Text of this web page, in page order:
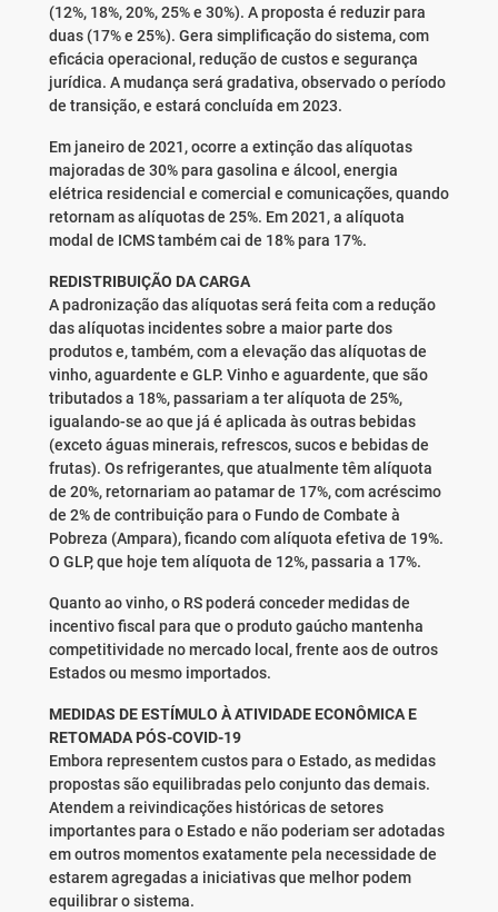
(12%, 18%, 20%, 25% e 30%). A proposta é reduzir para
duas (17% e 25%). Gera simplificação do sistema, com
eficácia operacional, redução de custos e segurança
jurídica. A mudança será gradativa, observado o período
de transição, e estará concluída em 2023.
Em janeiro de 2021, ocorre a extinção das alíquotas
majoradas de 30% para gasolina e álcool, energia
elétrica residencial e comercial e comunicações, quando
retornam as alíquotas de 25%. Em 2021, a alíquota
modal de ICMS também cai de 18% para 17%.
REDISTRIBUIÇÃO DA CARGA
A padronização das alíquotas será feita com a redução
das alíquotas incidentes sobre a maior parte dos
produtos e, também, com a elevação das alíquotas de
vinho, aguardente e GLP. Vinho e aguardente, que são
tributados a 18%, passariam a ter alíquota de 25%,
igualando-se ao que já é aplicada às outras bebidas
(exceto águas minerais, refrescos, sucos e bebidas de
frutas). Os refrigerantes, que atualmente têm alíquota
de 20%, retornariam ao patamar de 17%, com acréscimo
de 2% de contribuição para o Fundo de Combate à
Pobreza (Ampara), ficando com alíquota efetiva de 19%.
O GLP, que hoje tem alíquota de 12%, passaria a 17%.
Quanto ao vinho, o RS poderá conceder medidas de
incentivo fiscal para que o produto gaúcho mantenha
competitividade no mercado local, frente aos de outros
Estados ou mesmo importados.
MEDIDAS DE ESTÍMULO À ATIVIDADE ECONÔMICA E
RETOMADA PÓS-COVID-19
Embora representem custos para o Estado, as medidas
propostas são equilibradas pelo conjunto das demais.
Atendem a reivindicações históricas de setores
importantes para o Estado e não poderiam ser adotadas
em outros momentos exatamente pela necessidade de
estarem agregadas a iniciativas que melhor podem
equilibrar o sistema.